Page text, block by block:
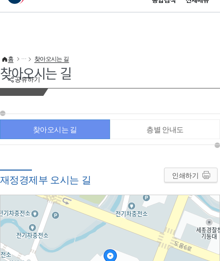
이 누리집은 대한민국 공식 전자정부 누리집입니다.
공유하기
홈 찾아오시는 길
찾아오시는 길
찾아오시는 길 층별 안내도
재정경제부 오시는 길 인쇄하기